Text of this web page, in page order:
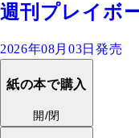
週刊プレイボ
2026年08月03日発売
紙の本で購入
開/閉